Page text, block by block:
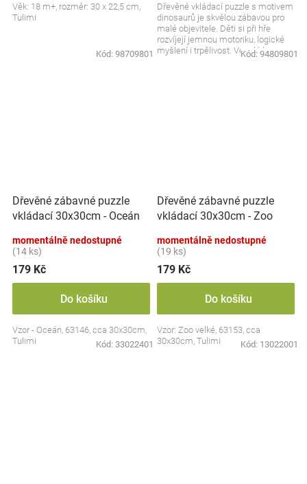
Věk: 18 m+, rozměr: 30 x 22,5 cm,
Tulimi
Kód: 98709801
Dřevěné vkládací puzzle s motivem
dinosaurů je skvělou zábavou pro
malé objevitele. Děti si při hře
rozvíjejí jemnou motoriku, logické
myšlení i trpělivost. Veselé barvy a
Kód: 94809801
Dřevěné zábavné puzzle
vkládací 30x30cm - Oceán
momentálně nedostupné
(14 ks)
179 Kč
Do košíku
Vzor - Oceán, 63146, cca 30x30cm,
Tulimi
Kód: 33022401
Dřevěné zábavné puzzle
vkládací 30x30cm - Zoo
momentálně nedostupné
(19 ks)
179 Kč
Do košíku
Vzor: Zoo velké, 63153, cca
30x30cm, Tulimi
Kód: 13022001